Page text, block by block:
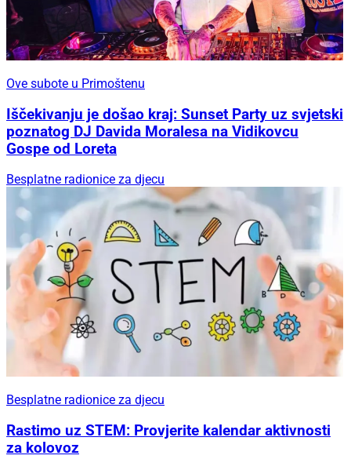
Ove subote u Primoštenu
Iščekivanju je došao kraj: Sunset Party uz svjetski
poznatog DJ Davida Moralesa na Vidikovcu
Gospe od Loreta
Besplatne radionice za djecu
Besplatne radionice za djecu
Rastimo uz STEM: Provjerite kalendar aktivnosti
za kolovoz